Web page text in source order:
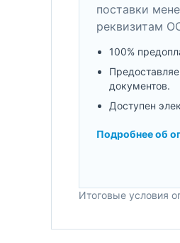
поставки
реквизитам
100%
документов.
Доступен
Подробнее об
Итоговые условия